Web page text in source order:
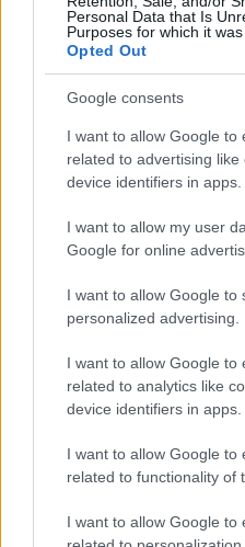
Personal Data that Is
Purposes for which it was
Opted Out
Google consents
I want to allow Google to
related to advertising
device identifiers in apps.
I want to allow my user
Google for online
I want to allow Google to
personalized advertising.
I want to allow Google to
related to analytics like
device identifiers in apps.
I want to allow Google to
related to functionality of
I want to allow Google to
Lgbtq News
Investeren 24
NL Newz